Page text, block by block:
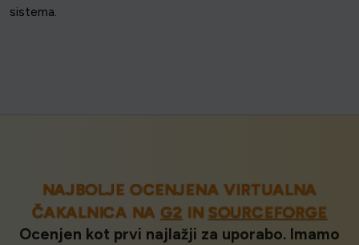
sistema.
NAJBOLJE OCENJENA VIRTUALNA
ČAKALNICA NA G2 IN SOURCEFORGE
Ocenjen kot prvi najlažji za uporabo. Imamo